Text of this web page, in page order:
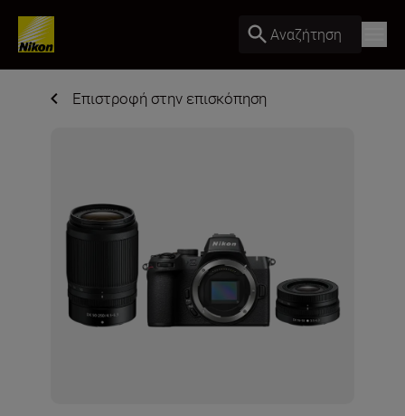
Αναζήτηση
Επιστροφή στην επισκόπηση